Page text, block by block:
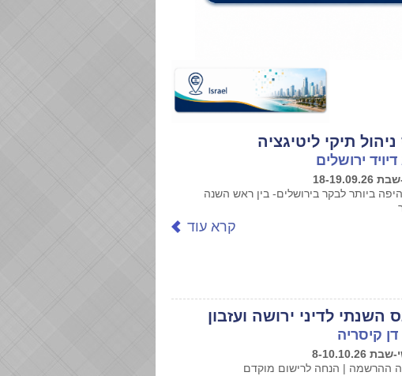
תיקי ליטיגציה
דיויד ירושלים
19.09.26
ביותר לבקר בירושלים- בין ראש השנה
קרא עוד
השנתי לדיני ירושה ועזבון
דן קיסריה
8-10.10.26
ההרשמה | הנחה לרישום מוקדם